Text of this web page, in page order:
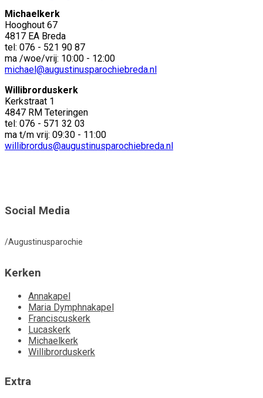
Michaelkerk
Hooghout 67
4817 EA Breda
tel: 076 - 521 90 87
ma /woe/vrij: 10:00 - 12:00
michael@augustinusparochiebreda.nl
Willibrorduskerk
Kerkstraat 1
4847 RM Teteringen
tel: 076 - 571 32 03
ma t/m vrij: 09:30 - 11:00
willibrordus@augustinusparochiebreda.nl
Social Media
/Augustinusparochie
Kerken
Annakapel
Maria Dymphnakapel
Franciscuskerk
Lucaskerk
Michaelkerk
Willibrorduskerk
Extra